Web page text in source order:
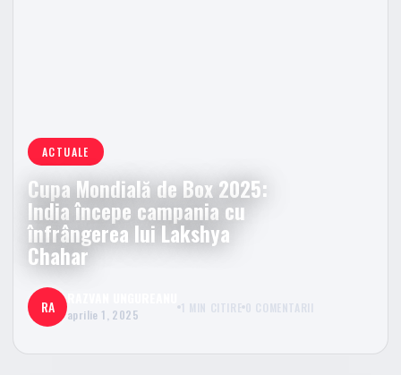
ACTUALE
Cupa Mondială de Box 2025:
India începe campania cu
înfrângerea lui Lakshya
Chahar
RA aprilie 1, 2025 1 MIN CITIRE 0 COMENTARII